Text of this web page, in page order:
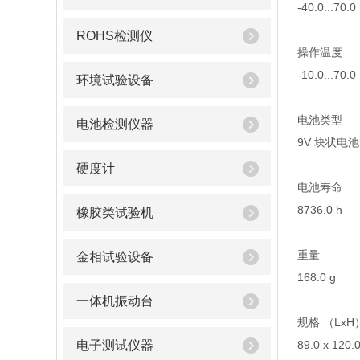
ROHS检测仪
环境试验设备
电池检测仪器
硬度计
橡胶类试验机
金相试验设备
一体机振动台
电子测试仪器
-40.0...70.0
操作温度
-10.0...70.0
电池类型
9V 块状电池
电池寿命
8736.0 h
重量
168.0 g
规格 （LxH
89.0 x